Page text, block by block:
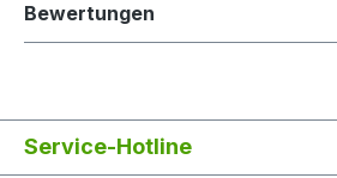
Bewertungen
Service-Hotline